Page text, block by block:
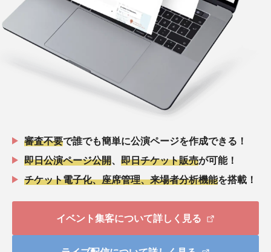
審査不要で誰でも簡単に公演ページを作成できる！
即日公演ページ公開
即日チケット販売が可能！
チケット電子化、座席管理、来場者分析機能を搭載！
イベント集客について詳しく見る